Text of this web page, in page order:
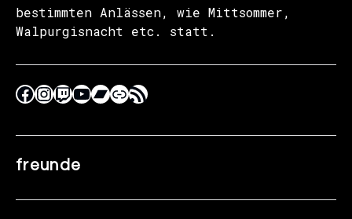
bestimmten Anlässen, wie Mittsommer,
Walpurgisnacht etc. statt.
freunde